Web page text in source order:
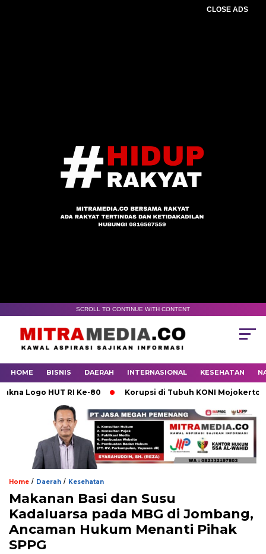
CLOSE ADS
SCROLL TO CONTINUE WITH CONTENT
HOME BISNIS DAERAH INTERNASIONAL KESEHATAN
HUT RI Ke-80 Korupsi di Tubuh KONI Mojokerto
Home / Daerah / Kesehatan
Makanan Basi dan Susu
Kadaluarsa pada MBG di Jombang,
Ancaman Hukum Menanti Pihak
SPPG